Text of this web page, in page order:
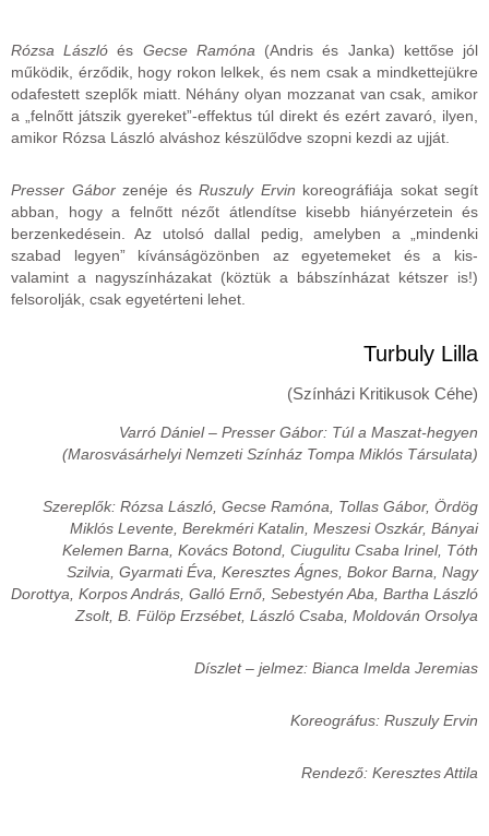
Rózsa László és Gecse Ramóna (Andris és Janka) kettőse jól
működik, érződik, hogy rokon lelkek, és nem csak a mindkettejükre
odafestett szeplők miatt. Néhány olyan mozzanat van csak, amikor
a „felnőtt játszik gyereket”-effektus túl direkt és ezért zavaró, ilyen,
amikor Rózsa László alváshoz készülődve szopni kezdi az ujját.
Presser Gáborzenéje és Ruszuly Ervin koreográfiája sokat segít
abban, hogy a felnőtt nézőt átlendítse kisebb hiányérzetein és
berzenkedésein. Az utolsó dallal pedig, amelyben a „mindenki
szabad legyen” kívánságözönben az egyetemeket és a kis-
valamint a nagyszínházakat (köztük a bábszínházat kétszer is!)
felsorolják, csak egyetérteni lehet.
Turbuly Lilla
(Színházi Kritikusok Céhe)
Varró Dániel – Presser Gábor: Túl a Maszat-hegyen
(Marosvásárhelyi Nemzeti Színház Tompa Miklós Társulata)
Szereplők: Rózsa László, Gecse Ramóna, Tollas Gábor, Ördög
Miklós Levente, Berekméri Katalin, Meszesi Oszkár, Bányai
Kelemen Barna, Kovács Botond, Ciugulitu Csaba Irinel, Tóth
Szilvia, Gyarmati Éva, Keresztes Ágnes, Bokor Barna, Nagy
Dorottya, Korpos András, Galló Ernő, Sebestyén Aba, Bartha László
Zsolt, B. Fülöp Erzsébet, László Csaba, Moldován Orsolya
Díszlet – jelmez: Bianca Imelda Jeremias
Koreográfus: Ruszuly Ervin
Rendező: Keresztes Attila